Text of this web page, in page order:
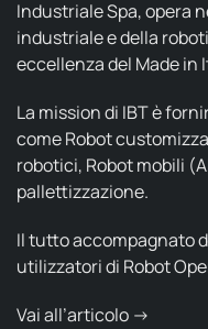
Industriale Spa, opera
industriale e della
eccellenza del Made in
La mission di IBT è
comeRobot
robotici, Robot mobili
pallettizzazione.
Il tutto accompagnato
utilizzatoridi Robot
Vai all’articolo ->